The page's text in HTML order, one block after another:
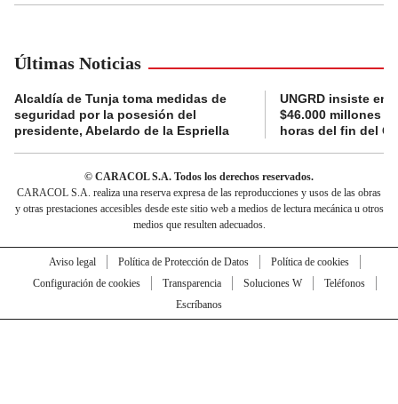
Últimas Noticias
Alcaldía de Tunja toma medidas de
seguridad por la posesión del
presidente, Abelardo de la Espriella
UNGRD insiste en
$46.000 millones
horas del fin del
© CARACOL S.A. Todos los derechos reservados.
CARACOL S.A. realiza una reserva expresa de las reproducciones y usos de las obras
y otras prestaciones accesibles desde este sitio web a medios de lectura mecánica u otros
medios que resulten adecuados.
Aviso legal Política de Protección de Datos
Política de cookies
Configuración de cookies
Transparencia Soluciones W
Teléfonos
Escríbanos